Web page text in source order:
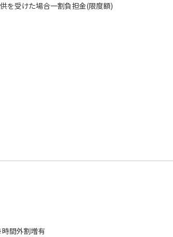
を受けた場合一割負担金(限度額)
間外割増有